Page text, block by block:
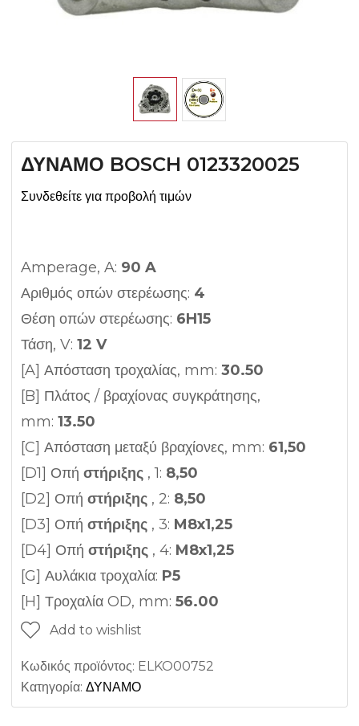
ΔΥΝΑΜΟ BOSCH 0123320025
Συνδεθείτε για προβολή τιμών
Amperage, A: 90 A
Αριθμός οπών στερέωσης: 4
Θέση οπών στερέωσης: 6H15
Τάση, V: 12 V
[A] Απόσταση τροχαλίας, mm: 30.50
[B] Πλάτος / βραχίονας συγκράτησης,
mm: 13.50
[C] Απόσταση μεταξύ βραχίονες, mm: 61,50
[D1] Οπή στήριξης , 1: 8,50
[D2] Οπή στήριξης , 2: 8,50
[D3] Οπή στήριξης , 3: M8x1,25
[D4] Οπή στήριξης , 4: M8x1,25
[G] Αυλάκια τροχαλία: P5
[H] Τροχαλία OD, mm: 56.00
Add to wishlist
Κωδικός προϊόντος: ELKO00752
Κατηγορία: ΔΥΝΑΜΟ